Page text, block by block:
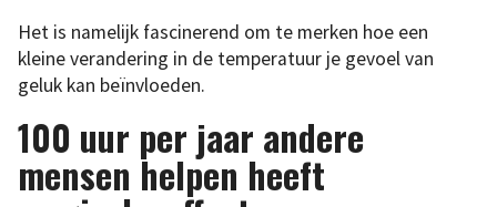
Het is namelijk fascinerend om te merken hoe een
kleine verandering in de temperatuur je gevoel van
geluk kan beïnvloeden.
100 uur per jaar andere
mensen helpen heeft